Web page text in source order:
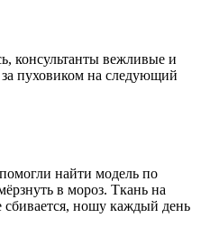
консультанты вежливые и
пуховиком на следующий
найти модель по
в мороз. Ткань на
ношу каждый день